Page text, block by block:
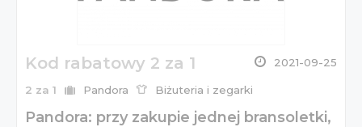
Kod rabatowy 2 za 1 2021-09-25
2 za 1 Pandora Biżuteria i zegarki
Pandora: przy zakupie jednej bransoletki,